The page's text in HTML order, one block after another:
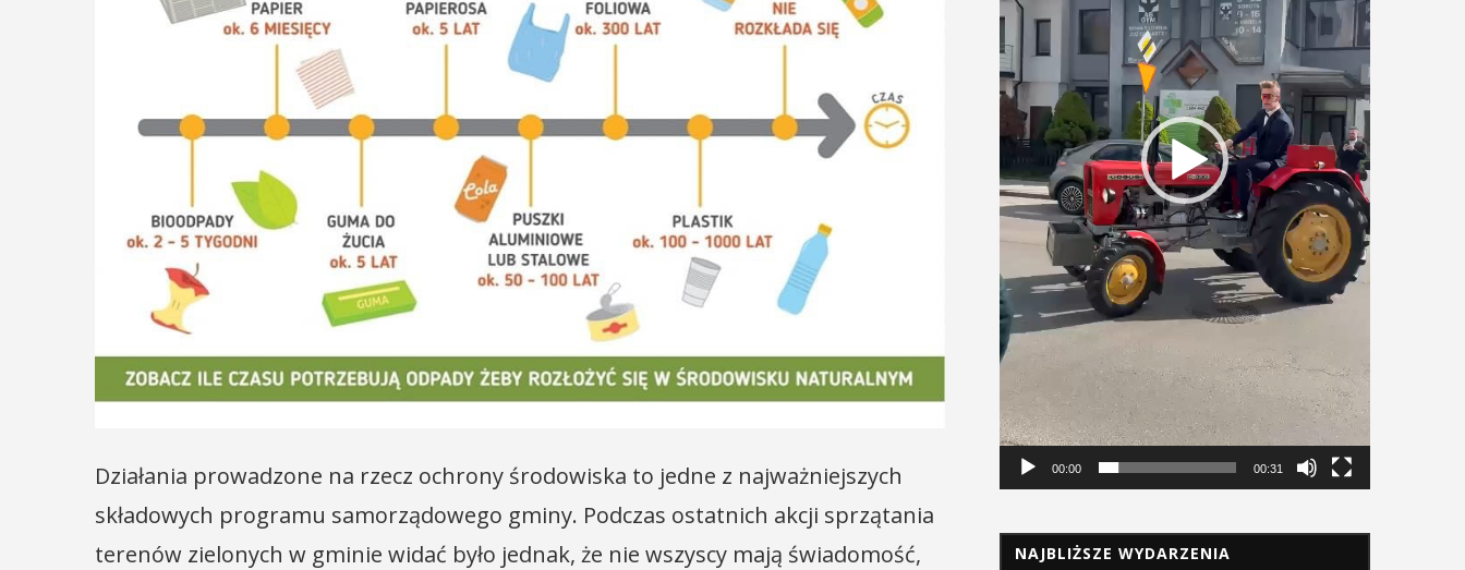
Działania prowadzone na rzecz ochrony środowiska to jedne z najważniejszych
składowych programu samorządowego gminy. Podczas ostatnich akcji sprzątania
terenów zielonych w gminie widać było jednak, że nie wszyscy mają świadomość,
00:00 00:31
NAJBLIŻSZE WYDARZENIA